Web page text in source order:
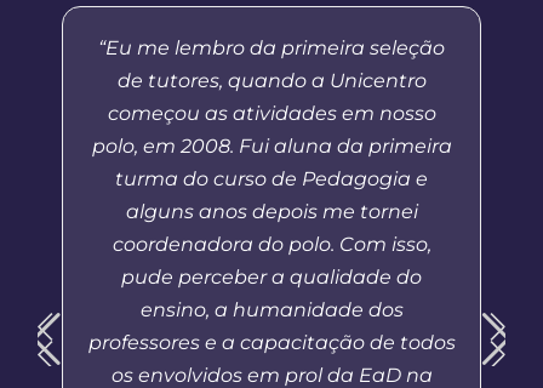
“Eu me lembro da primeira seleção
de tutores, quando a Unicentro
começou as atividades em nosso
polo, em 2008. Fui aluna da primeira
turma do curso de Pedagogia e
alguns anos depois me tornei
coordenadora do polo. Com isso,
pude perceber a qualidade do
ensino, a humanidade dos
professores e a capacitação de todos
os envolvidos em prol da EaD na